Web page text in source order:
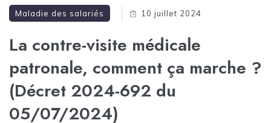
Maladie des salariés 10 juillet 2024
La contre-visite médicale
patronale, comment ça marche ?
(Décret 2024-692 du
05/07/2024)